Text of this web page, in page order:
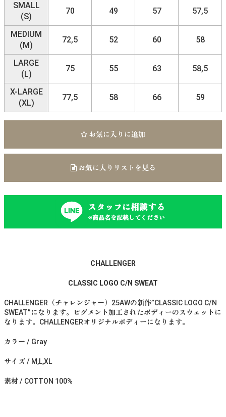
SMALL
(S)
70 49 57 57,5
MEDIUM
(M)
72,5 52 60 58
LARGE
(L)
75 55 63 58,5
X-LARGE
(XL)
77,5 58 66 59
お気に入りに追加
お気に入りリストを見る
スタッフに相談する
※商品名を記載してください
CHALLENGER
CLASSIC LOGO C/N SWEAT
CHALLENGER（チャレンジャー）25AWの新作”CLASSIC LOGO C/N
SWEAT”になります。ピグメント加工されたボディーのスウェットに
なります。CHALLENGERオリジナルボディーになります。
カラー / Gray
サイズ / M,L,XL
素材 / COTTON 100%